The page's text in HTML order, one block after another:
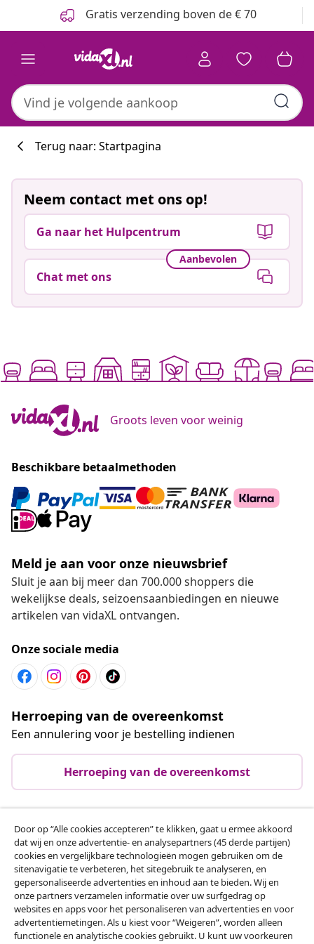
Gratis verzending boven de € 70
Terug naar: Startpagina
Neem contact met ons op!
Ga naar het Hulpcentrum
Aanbevolen
Chat met ons
Groots leven voor weinig
Beschikbare betaalmethoden
Meld je aan voor onze nieuwsbrief
Sluit je aan bij meer dan 700.000 shoppers die
wekelijkse deals, seizoensaanbiedingen en nieuwe
artikelen van vidaXL ontvangen.
Onze sociale media
Herroeping van de overeenkomst
Een annulering voor je bestelling indienen
Herroeping van de overeenkomst
Klantenservice
Zakelijk
vidaXL
Door op “Alle cookies accepteren” te klikken, gaat u ermee akkoord
dat wij en onze advertentie- en analysepartners (45 derde partijen)
cookies en vergelijkbare technologieën mogen gebruiken om de
sitenavigatie te verbeteren, het sitegebruik te analyseren, en
gepersonaliseerde advertenties en inhoud aan te bieden. Wij en
onze partners verzamelen informatie over uw surfgedrag op
websites en apps voor het personaliseren van advertenties en voor
advertentiemetingen. Als u kiest voor “Weigeren”, worden alleen
functionele en analytische cookies gebruikt. U kunt uw voorkeuren